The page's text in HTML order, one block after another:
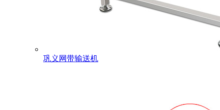
巩义网带输送机